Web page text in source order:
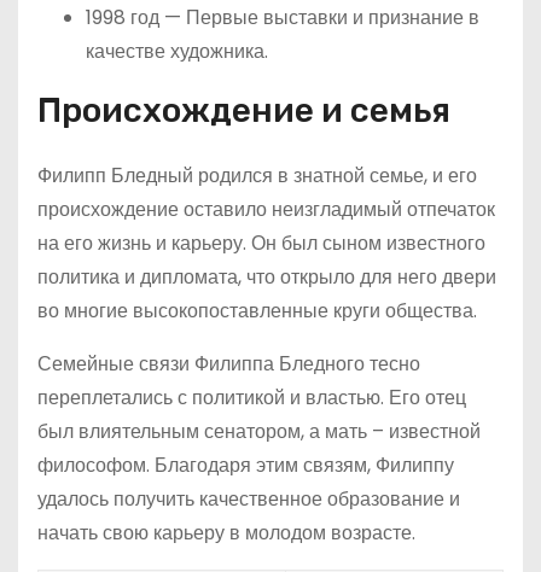
1998 год — Первые выставки и признание в
качестве художника.
Происхождение и семья
Филипп Бледный родился в знатной семье, и его
происхождение оставило неизгладимый отпечаток
на его жизнь и карьеру. Он был сыном известного
политика и дипломата, что открыло для него двери
во многие высокопоставленные круги общества.
Семейные связи Филиппа Бледного тесно
переплетались с политикой и властью. Его отец
был влиятельным сенатором, а мать – известной
философом. Благодаря этим связям, Филиппу
удалось получить качественное образование и
начать свою карьеру в молодом возрасте.